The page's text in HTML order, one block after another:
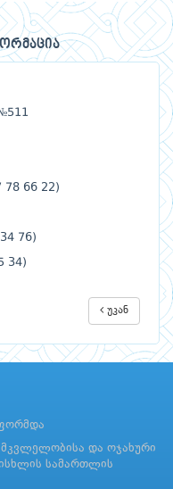
78 66 22)
76)
34)
უკან
და ოჯახური
სამართლის